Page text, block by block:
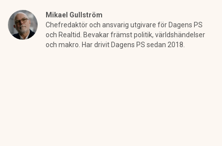
Mikael Gullström
Chefredaktör och ansvarig utgivare för Dagens PS
och Realtid. Bevakar främst politik, världshändelser
och makro. Har drivit Dagens PS sedan 2018.